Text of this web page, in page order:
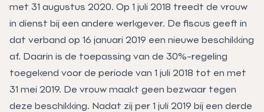
met 31 augustus 2020. Op 1 juli 2018 treedt de vrouw
in dienst bij een andere werkgever. De fiscus geeft in
dat verband op 16 januari 2019 een nieuwe beschikking
af. Daarin is de toepassing van de 30%-regeling
toegekend voor de periode van 1 juli 2018 tot en met
31 mei 2019. De vrouw maakt geen bezwaar tegen
deze beschikking. Nadat zij per 1 juli 2019 bij een derde